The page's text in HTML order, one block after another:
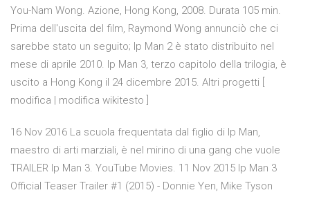
You-Nam Wong. Azione, Hong Kong, 2008. Durata 105 min.
Prima dell'uscita del film, Raymond Wong annunciò che ci
sarebbe stato un seguito; Ip Man 2 è stato distribuito nel
mese di aprile 2010. Ip Man 3, terzo capitolo della trilogia, è
uscito a Hong Kong il 24 dicembre 2015. Altri progetti [
modifica | modifica wikitesto ]
16 Nov 2016 La scuola frequentata dal figlio di Ip Man,
maestro di arti marziali, è nel mirino di una gang che vuole
TRAILER Ip Man 3. YouTube Movies. 11 Nov 2015 Ip Man 3
Official Teaser Trailer #1 (2015) - Donnie Yen, Mike Tyson